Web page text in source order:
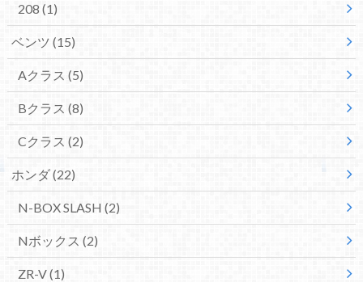
208 (1)
ベンツ (15)
Aクラス (5)
Bクラス (8)
Cクラス (2)
ホンダ(22)
N-BOX SLASH (2)
Nボックス (2)
ZR-V(1)